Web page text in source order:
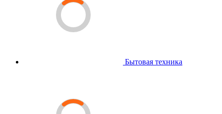
Бытовая техника